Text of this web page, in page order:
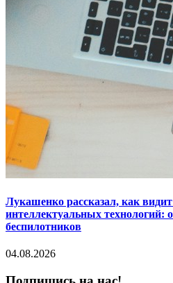
Лукашенко рассказал, как
интеллектуальных технологий:
беспилотников
04.08.2026